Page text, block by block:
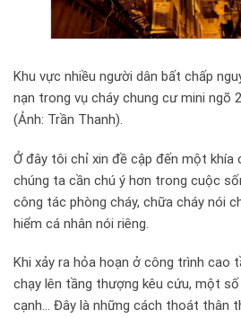
Khu vực nhiều người dân bất chấp
nạn trong vụ cháy chung cư mini ngõ
(Ảnh: Trần Thanh).
Ở đây tôi chỉ xin đề cập đến một khía
chúng ta cần chú ý hơn trong cuộc
công tác phòng cháy, chữa cháy nói
hiểm cá nhân nói riêng.
Khi xảy ra hỏa hoạn ở công trình cao
chạy lên tầng thượng kêu cứu, một số
cạnh… Đây là những cách thoát thân